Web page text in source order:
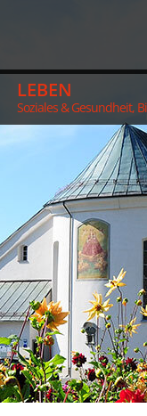
LEBEN
Soziales & Gesundheit,